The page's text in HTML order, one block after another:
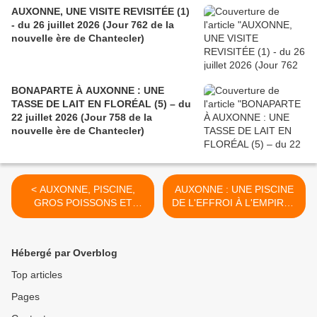
AUXONNE, UNE VISITE REVISITÉE (1)
- du 26 juillet 2026 (Jour 762 de la
nouvelle ère de Chantecler)
BONAPARTE À AUXONNE : UNE
TASSE DE LAIT EN FLORÉAL (5) – du
22 juillet 2026 (Jour 758 de la
nouvelle ère de Chantecler)
< AUXONNE, PISCINE,
GROS POISSONS ET
MENU FRETIN (2) - du 07
Chantecler)
AUXONNE : UNE PISCINE
DE L'EFFROI À L'EMPIRE -
du 13 septembre 2025
Hébergé par Overblog
Top articles
Pages